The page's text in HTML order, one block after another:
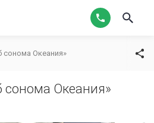
сонома Океания»
сонома Океания»